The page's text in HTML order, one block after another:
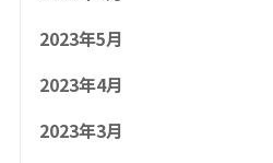
2023年5月
2023年4月
2023年3月